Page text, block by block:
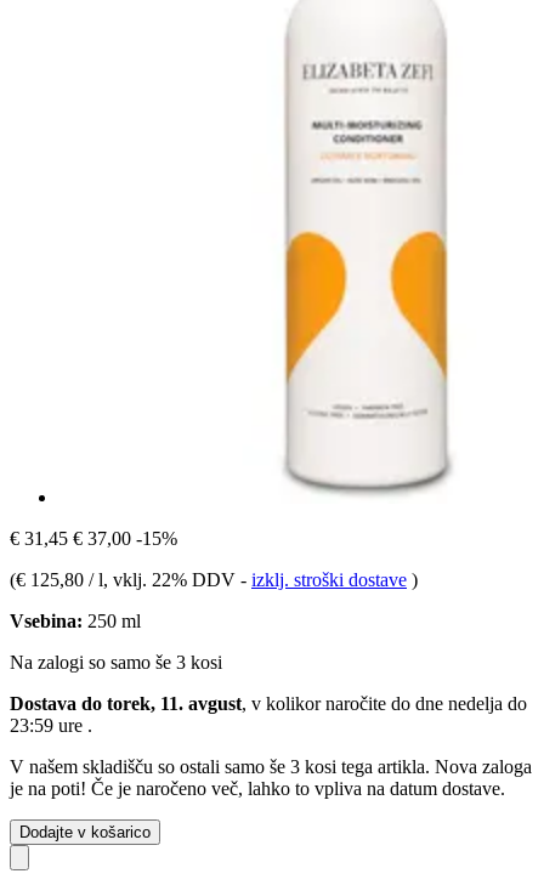
€ 31,45 € 37,00 -15%
(€ 125,80 / l, vklj. 22% DDV - izklj. stroški dostave )
Vsebina: 250 ml
Na zalogi so samo še 3 kosi
Dostava do torek, 11. avgust, v kolikor naročite do dne nedelja do
23:59 ure .
V našem skladišču so ostali samo še 3 kosi tega artikla. Nova zaloga
je na poti! Če je naročeno več, lahko to vpliva na datum dostave.
Dodajte v košarico